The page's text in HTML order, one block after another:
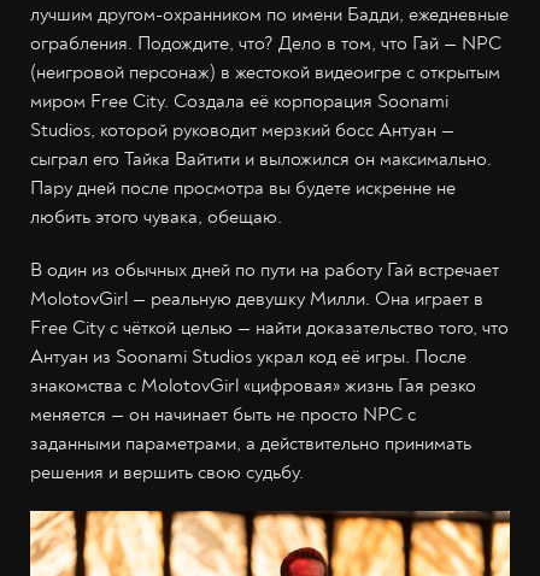
лучшим другом-охранником по имени Бадди, ежедневные
ограбления. Подождите, что? Дело в том, что Гай — NPC
(неигровой персонаж) в жестокой видеоигре с открытым
миром Free City. Создала её корпорация Soonami
Studios, которой руководит мерзкий босс Антуан —
сыграл его Тайка Вайтити и выложился он максимально.
Пару дней после просмотра вы будете искренне не
любить этого чувака, обещаю.
В один из обычных дней по пути на работу Гай встречает
MolotovGirl — реальную девушку Милли. Она играет в
Free City с чёткой целью — найти доказательство того, что
Антуан из Soonami Studios украл код её игры. После
знакомства с MolotovGirl «цифровая» жизнь Гая резко
меняется — он начинает быть не просто NPC с
заданными параметрами, а действительно принимать
решения и вершить свою судьбу.